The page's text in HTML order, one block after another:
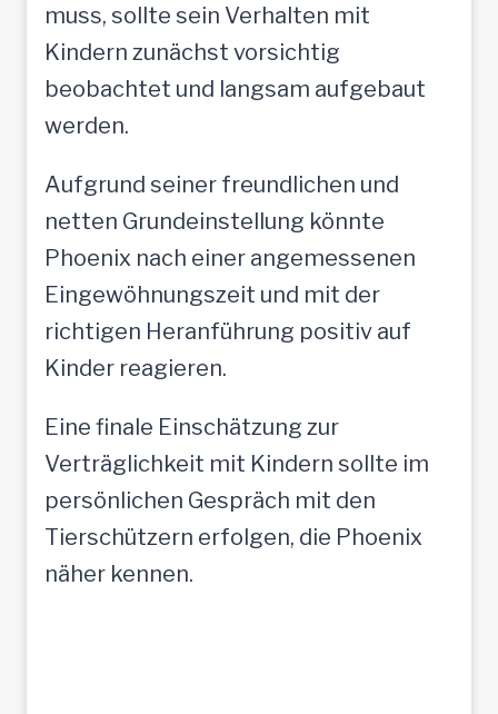
muss, sollte sein Verhalten mit
Kindern zunächst vorsichtig
beobachtet und langsam aufgebaut
werden.
Aufgrund seiner freundlichen und
netten Grundeinstellung könnte
Phoenix nach einer angemessenen
Eingewöhnungszeit und mit der
richtigen Heranführung positiv auf
Kinder reagieren.
Eine finale Einschätzung zur
Verträglichkeit mit Kindern sollte im
persönlichen Gespräch mit den
Tierschützern erfolgen, die Phoenix
näher kennen.